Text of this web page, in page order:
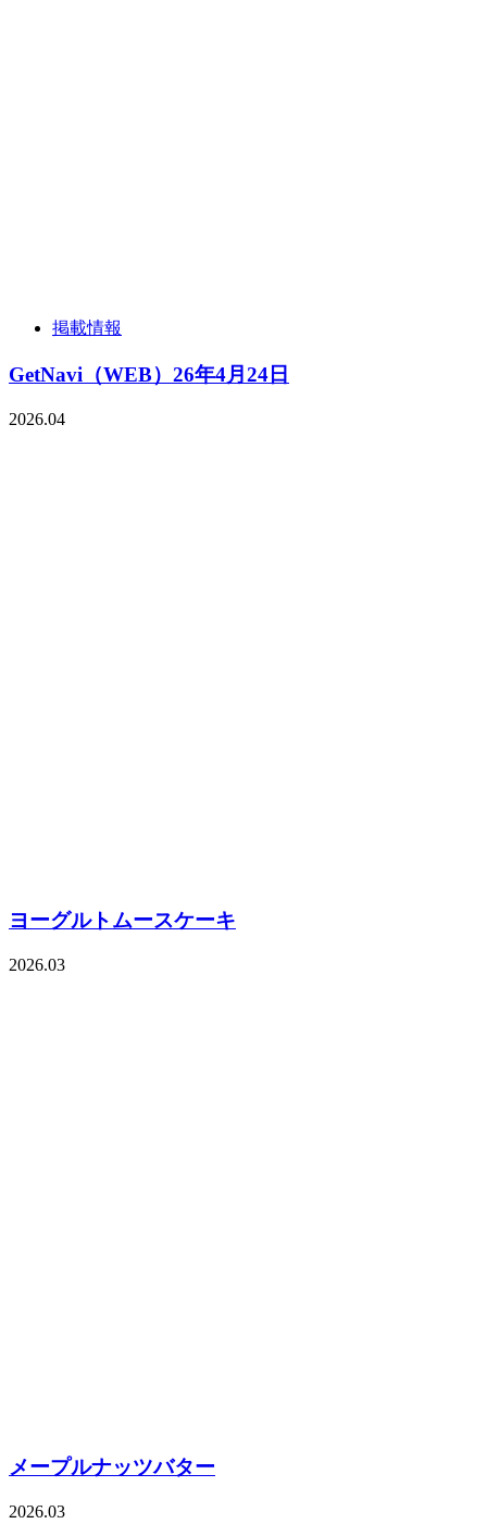
掲載情報
GetNavi（WEB）26年4月24日
2026.04
ヨーグルトムースケーキ
2026.03
メープルナッツバター
2026.03